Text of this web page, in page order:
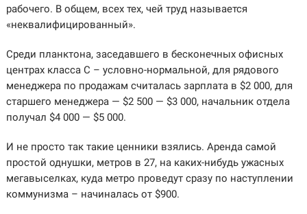
рабочего. В общем, всех тех, чей труд называется
«неквалифицированный».
Среди планктона, заседавшего в бесконечных офисных
центрах класса C – условно-нормальной, для рядового
менеджера по продажам считалась зарплата в $2 000, для
старшего менеджера — $2 500 — $3 000, начальник отдела
получал $4 000 — $5 000.
И не просто так такие ценники взялись. Аренда самой
простой однушки, метров в 27, на каких-нибудь ужасных
мегавыселках, куда метро проведут сразу по наступлении
коммунизма – начиналась от $900.